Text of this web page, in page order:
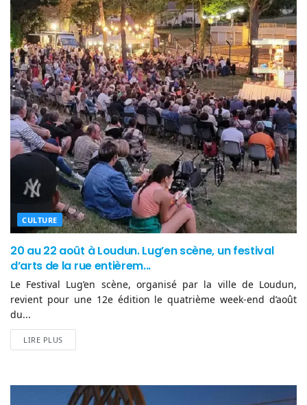
CULTURE
20 au 22 août à Loudun. Lug’en scène, un festival
d’arts de la rue entièrem...
Le Festival Lug’en scène, organisé par la ville de Loudun,
revient pour une 12e édition le quatrième week-end d’août
du...
LIRE PLUS